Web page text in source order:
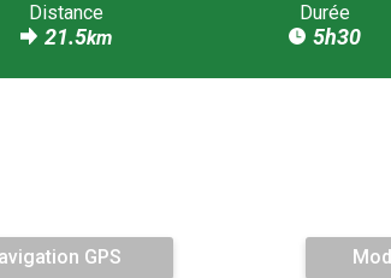
Distance
21.5km
Durée
5h30
GPS